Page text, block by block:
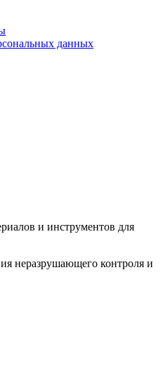
данных
и инструментов для
неразрушающего контроля и